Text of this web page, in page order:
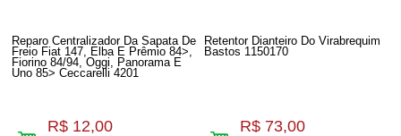
Reparo Centralizador Da Sapata De
Freio Fiat 147, Elba E Prêmio 84>,
Fiorino 84/94, Oggi, Panorama E
Uno 85> Ceccarelli 4201
R$ 12,00
Retentor Dianteiro Do Virabrequim
Bastos 1150170
R$ 73,00